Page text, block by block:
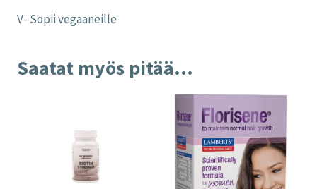
V- Sopii vegaaneille
Saatat myös pitää...